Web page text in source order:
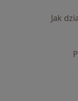
Jak